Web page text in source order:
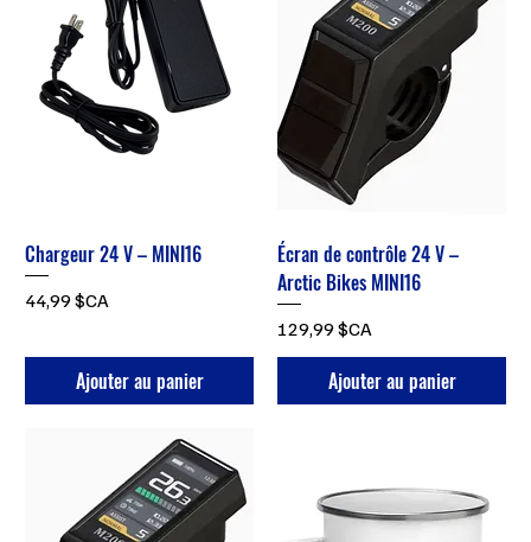
Chargeur 24 V – MINI16
Prix
44,99 $CA
Ajouter au panier
Écran de contrôle 24 V –
Arctic Bikes MINI16
Prix
129,99 $CA
Ajouter au panier